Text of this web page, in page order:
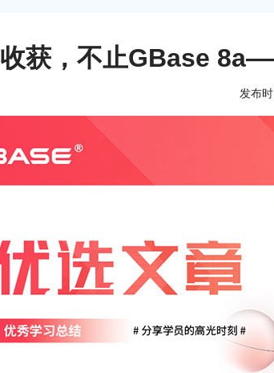
收获，不止GBase
发布